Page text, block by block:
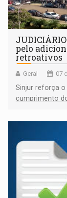
pelo
retroativos
Geral 07
Sinjur reforça
cumprimento